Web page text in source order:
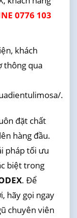
0776 103
khách
thông qua
.
đặt chất
hàng đầu.
pháp tối ưu
biệt trong
. Để
hãy gọi ngay
chuyên viên